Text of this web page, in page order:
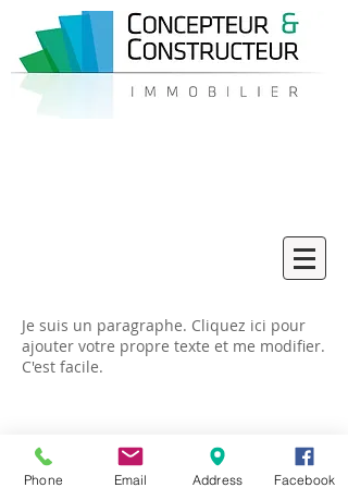
Je suis un paragraphe. Cliquez ici pour
ajouter votre propre texte et me modifier.
C'est facile.
Phone Email Address Facebook